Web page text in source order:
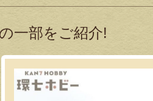
一部をご紹介!